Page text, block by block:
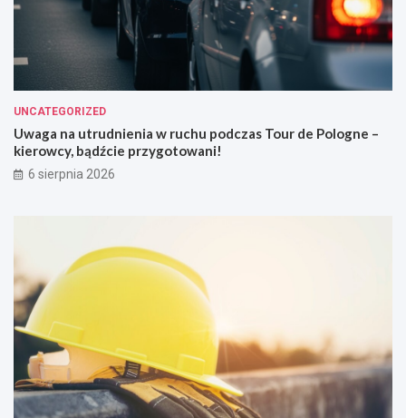
UNCATEGORIZED
Uwaga na utrudnienia w ruchu podczas Tour de Pologne –
kierowcy, bądźcie przygotowani!
6 sierpnia 2026